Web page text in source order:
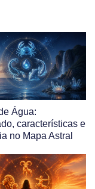
Água:
características e
no Mapa Astral